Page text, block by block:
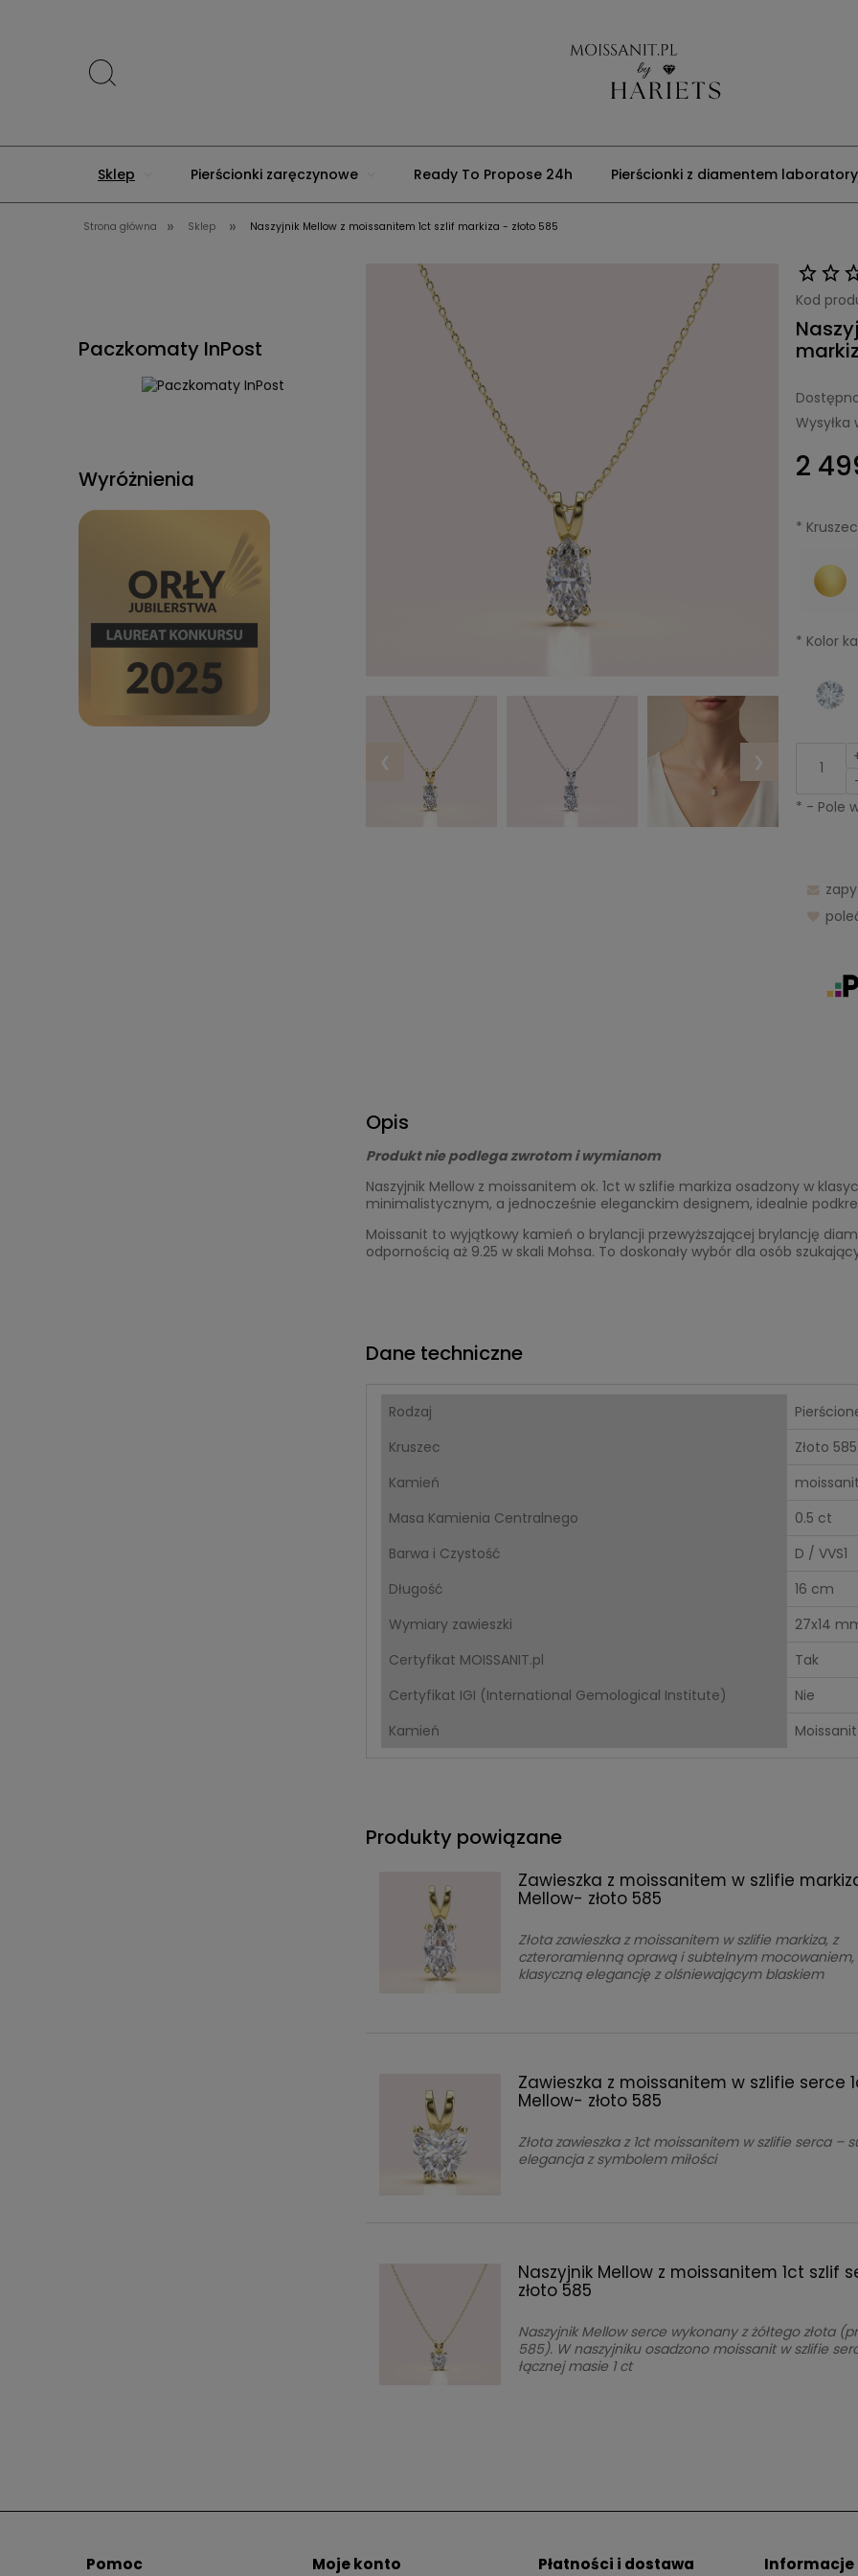
Sklep Pierścionki zaręczynowe Ready To Propose 24h Pierścionki z diamentem
Nowości
Strona główna » Sklep » Naszyjnik Mellow z moissanitem 1ct szlif markiza - złoto 585
Paczkomaty InPost
Wyróżnienia
❮ ❯
Kod
Wysyłka
2
*
* Kolor
* - Pole
Opis
Produkt nie podlega zwrotom i wymianom
Naszyjnik Mellow z moissanitem ok. 1ct w szlifie markiza osadzony w
minimalistycznym, a jednocześnie eleganckim designem, idealnie
Moissanit to wyjątkowy kamień o brylancji przewyższającej brylancję
odpornością aż 9.25 w skali Mohsa. To doskonały wybór dla osób
Dane techniczne
Rodzaj
Kruszec
Złoto 585
Kamień
moissanit
Masa Kamienia Centralnego
0.5 ct
Barwa i Czystość
D / VVS1
Długość
16 cm
Wymiary zawieszki
27x14
Certyfikat MOISSANIT.pl
Tak
Certyfikat IGI (International Gemological Institute)
Nie
Kamień
Moissanit
Produkty powiązane
Zawieszka z moissanitem w szlifie
Mellow- złoto 585
Złota zawieszka z moissanitem w szlifie markiza, z
czteroramienną oprawą i subtelnym mocowaniem,
klasyczną elegancję z olśniewającym blaskiem
Zawieszka z moissanitem w szlifie serce
Mellow- złoto 585
Złota zawieszka z 1ct moissanitem w szlifie serca –
elegancja z symbolem miłości
Naszyjnik Mellow z moissanitem 1ct szlif
złoto 585
Naszyjnik Mellow serce wykonany z żółtego złota
585). W naszyjniku osadzono moissanit w szlifie
łącznej masie 1 ct
Pomoc Moje konto Płatności i dostawa Informacje